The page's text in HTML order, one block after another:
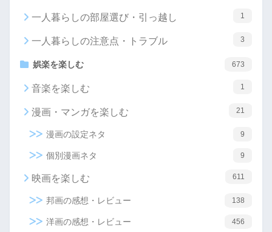
一人暮らしの部屋選び・引っ越し 1
一人暮らしの注意点・トラブル 3
娯楽を楽しむ 673
音楽を楽しむ 1
漫画・マンガを楽しむ 21
漫画の設定ネタ 9
個別漫画ネタ 9
映画を楽しむ 611
邦画の感想・レビュー 138
洋画の感想・レビュー 456